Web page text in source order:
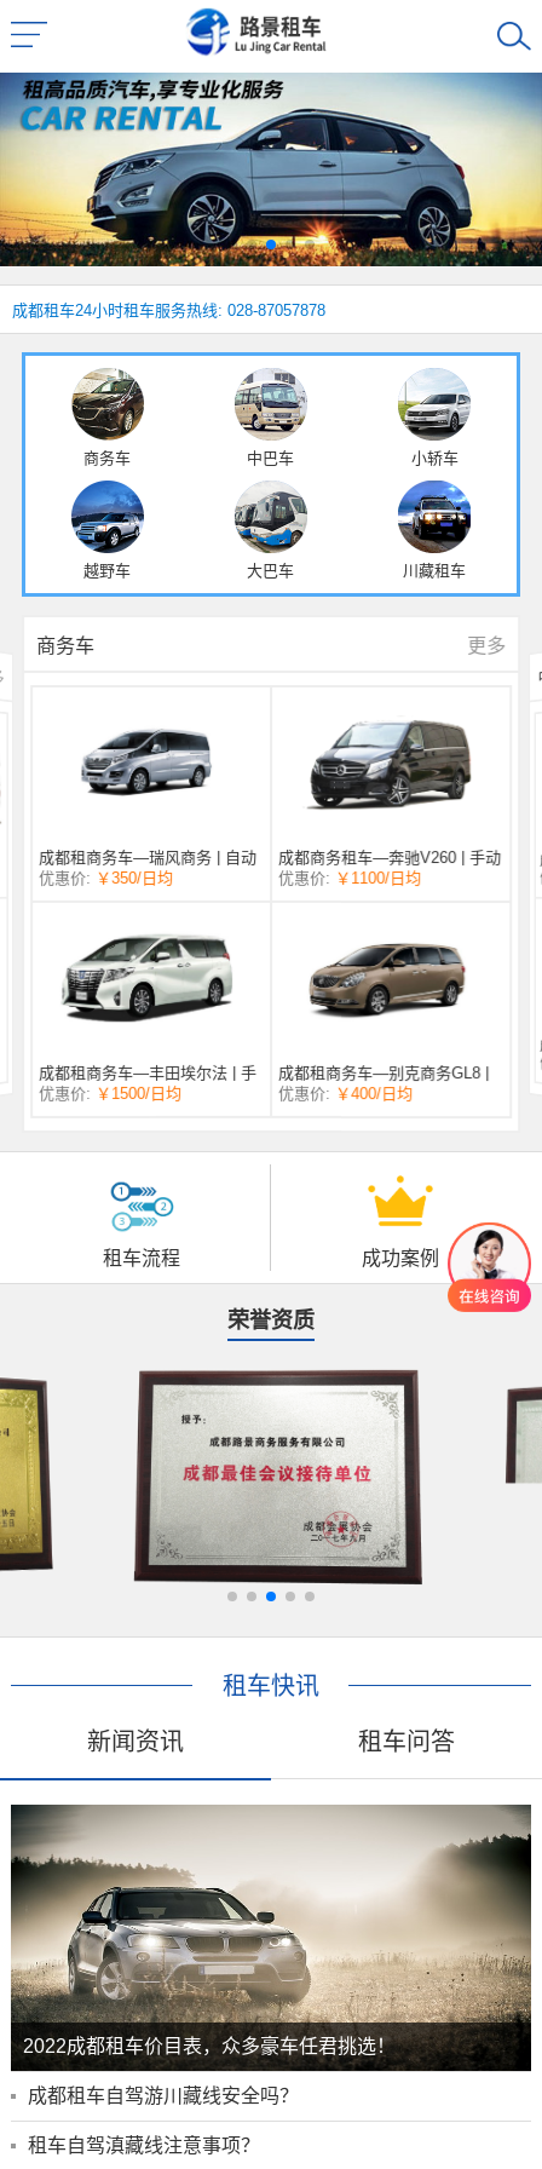
成都租车24小时租车服务热线: 028-87057878
商务车 中巴车 小轿车
越野车 大巴车 川藏租车
商务车 更多
成都租商务车—瑞风商务 | 自动
挡 | 7座
优惠价: ￥350/日均
成都商务租车—奔驰V260 | 手动
挡 |
优惠价: ￥1100/日均
成都租商务车—丰田埃尔法 | 手
自一体 |
优惠价: ￥1500/日均
成都租商务车—别克商务GL8 |
自动挡 | 7座
优惠价: ￥400/日均
租车流程 成功案例
荣誉资质
租车快讯
新闻资讯 租车问答
2022成都租车价目表，众多豪车任君挑选！
成都租车自驾游川藏线安全吗？
租车自驾滇藏线注意事项？